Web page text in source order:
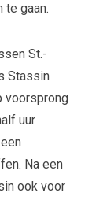
te gaan.
St.-
Stassin
voorsprong
uur
Na een
ook voor